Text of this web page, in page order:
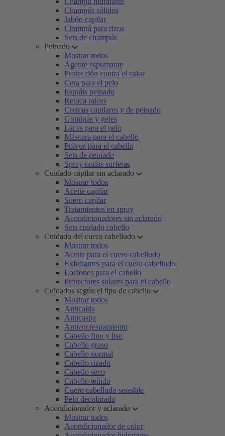
Champús sólidos
Jabón capilar
Champú para rizos
Sets de champús
Peinado
Mostrar todos
Agente espumante
Protección contra el calor
Cera para el pelo
Espráis peinado
Retoca raíces
Cremas capilares y de peinado
Gominas y geles
Lacas para el pelo
Máscara para el cabello
Polvos para el cabello
Sets de peinado
Spray ondas surferas
Cuidado capilar sin aclarado
Mostrar todos
Aceite capilar
Suero capilar
Tratamientos en spray
Acondicionadores sin aclarado
Sets cuidado cabello
Cuidado del cuero cabelludo
Mostrar todos
Aceite para el cuero cabelludo
Exfoliantes para el cuero cabelludo
Lociones para el cabello
Protectores solares para el cabello
Cuidados según el tipo de cabello
Mostrar todos
Anticaída
Anticaspa
Antiencrespamiento
Cabello fino y liso
Cabello graso
Cabello normal
Cabello rizado
Cabello seco
Cabello teñido
Cuero cabelludo sensible
Pelo decolorado
Acondicionador y aclarado
Mostrar todos
Acondicionador de color